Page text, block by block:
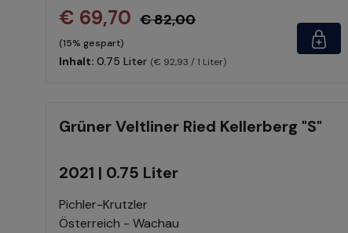
€ 69,70 € 82,00
(15% gespart)
Inhalt: 0.75 Liter (€ 92,93 / 1 Liter)
Grüner Veltliner Ried Kellerberg "S"
2021 | 0.75 Liter
Pichler-Krutzler
Österreich - Wachau